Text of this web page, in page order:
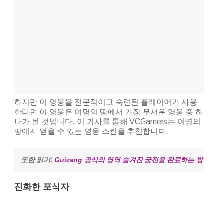
하지만 이 영웅을 전문적이고 숙련된 플레이어가 사용
한다면 이 영웅은 여명의 땅에서 가장 무서운 영웅 중 하
나가 될 것입니다. 이 기사를 통해 VCGamers는 여명의
땅에서 얻을 수 있는 영웅 스킨을 추천합니다.
또한 읽기: Guizang 공식의 영역 숨겨진 궁전을 완료하는 방법
진화한 포식자